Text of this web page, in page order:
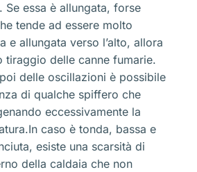
Se essa è allungata, forse
tende ad essere molto
e allungata verso l’alto, allora
tiraggio delle canne fumarie.
delle oscillazioni è possibile
di qualche spiffero che
eccessivamente la
caso è tonda, bassa e
esiste una scarsità di
della caldaia che non